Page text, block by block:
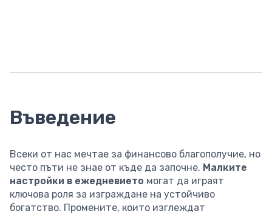
Въведение
Всеки от нас мечтае за финансово благополучие, но
често пъти не знае от къде да започне. Малките
настройки в ежедневието могат да играят
ключова роля за изграждане на устойчиво
богатство. Промените, които изглеждат